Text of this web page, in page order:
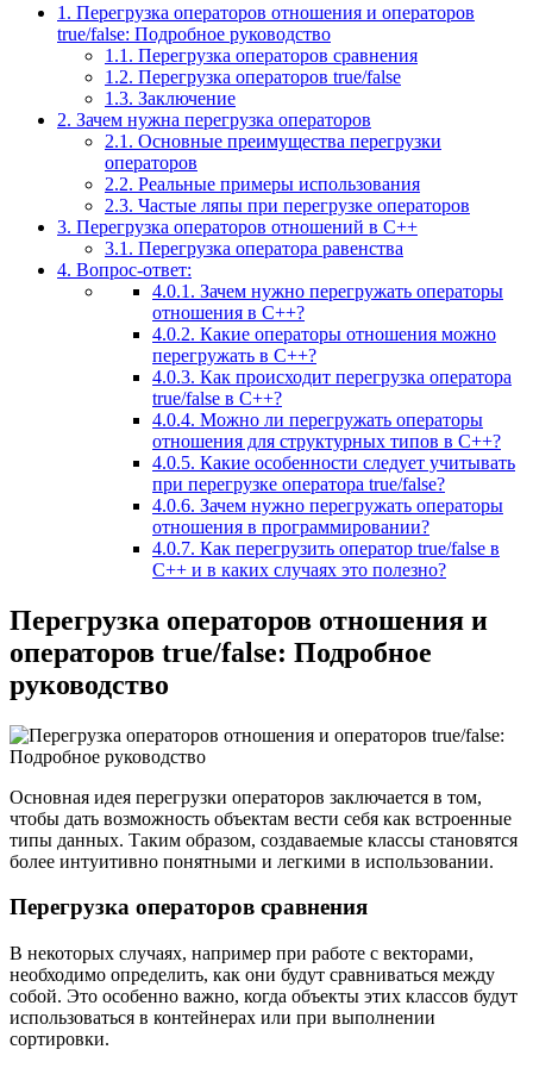
1. Перегрузка операторов отношения и операторов
true/false: Подробное руководство
1.1. Перегрузка операторов сравнения
1.2. Перегрузка операторов true/false
1.3. Заключение
2. Зачем нужна перегрузка операторов
2.1. Основные преимущества перегрузки
операторов
2.2. Реальные примеры использования
2.3. Частые ляпы при перегрузке операторов
3. Перегрузка операторов отношений в C++
3.1. Перегрузка оператора равенства
4. Вопрос-ответ:
4.0.1. Зачем нужно перегружать операторы
отношения в C++?
4.0.2. Какие операторы отношения можно
перегружать в C++?
4.0.3. Как происходит перегрузка оператора
true/false в C++?
4.0.4. Можно ли перегружать операторы
отношения для структурных типов в C++?
4.0.5. Какие особенности следует учитывать
при перегрузке оператора true/false?
4.0.6. Зачем нужно перегружать операторы
отношения в программировании?
4.0.7. Как перегрузить оператор true/false в
C++ и в каких случаях это полезно?
Перегрузка операторов отношения и
операторов true/false: Подробное
руководство
Основная идея перегрузки операторов заключается в том,
чтобы дать возможность объектам вести себя как встроенные
типы данных. Таким образом, создаваемые классы становятся
более интуитивно понятными и легкими в использовании.
Перегрузка операторов сравнения
В некоторых случаях, например при работе с векторами,
необходимо определить, как они будут сравниваться между
собой. Это особенно важно, когда объекты этих классов будут
использоваться в контейнерах или при выполнении
сортировки.